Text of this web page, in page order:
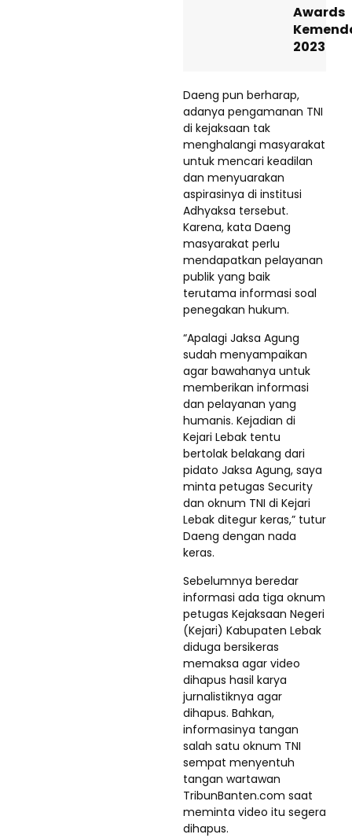
Awards
2023
Daeng pun berharap,
adanya pengamanan TNI
di kejaksaan tak
menghalangi masyarakat
untuk mencari keadilan
dan menyuarakan
aspirasinya di institusi
Adhyaksa tersebut.
Karena, kata Daeng
masyarakat perlu
mendapatkan pelayanan
publik yang baik
terutama informasi soal
penegakan hukum.
“Apalagi Jaksa Agung
sudah menyampaikan
agar bawahanya untuk
memberikan informasi
dan pelayanan yang
humanis. Kejadian di
Kejari Lebak tentu
bertolak belakang dari
pidato Jaksa Agung, saya
minta petugas Security
dan oknum TNI di Kejari
Lebak ditegur keras,” tutur
Daeng dengan nada
keras.
Sebelumnya beredar
informasi ada tiga oknum
petugas Kejaksaan Negeri
(Kejari) Kabupaten Lebak
diduga bersikeras
memaksa agar video
dihapus hasil karya
jurnalistiknya agar
dihapus. Bahkan,
informasinya tangan
salah satu oknum TNI
sempat menyentuh
tangan wartawan
TribunBanten.com saat
meminta video itu segera
dihapus.